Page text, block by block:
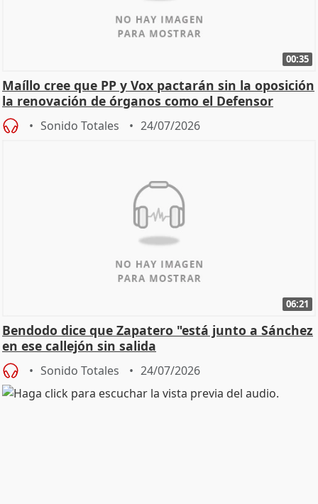
00:35
Maíllo cree que PP y Vox pactarán sin la oposición
la renovación de órganos como el Defensor
Sonido Totales 24/07/2026
06:21
Bendodo dice que Zapatero "está junto a Sánchez
en ese callejón sin salida
Sonido Totales 24/07/2026